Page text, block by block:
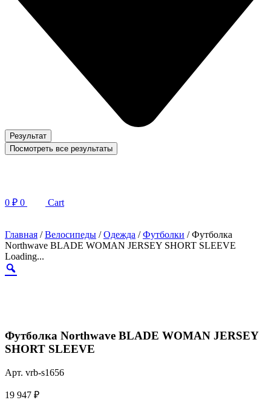
Результат
Посмотреть все результаты
0 ₽ 0 Cart
Главная /Велосипеды /Одежда /Футболки / Футболка
Northwave BLADE WOMAN JERSEY SHORT SLEEVE
Loading...
Футболка Northwave BLADE WOMAN JERSEY
SHORT SLEEVE
Арт. vrb-s1656
19 947 ₽